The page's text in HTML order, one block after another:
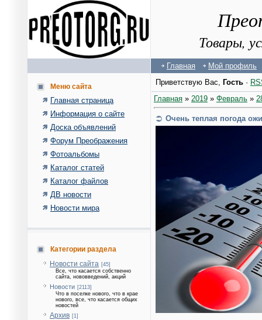
Товары,
Главная Мой профиль
Меню сайта
Главная страница
Информация о сайте
Доска объявлений
Форум Преображения
Фотоальбомы
Каталог статей
Каталог файлов
ДВ новости
Новости мира
Категории раздела
Новости сайта [45]
Все, что касается собственно
сайта, нововведений, акций
Новости [2113]
Что в поселке нового, что в крае
нового, все, что касается общих
новостей
Архив [1]
Приветствую Вас, Гость ·
Главная » 2019 » Февраль »
Очень теплая погода